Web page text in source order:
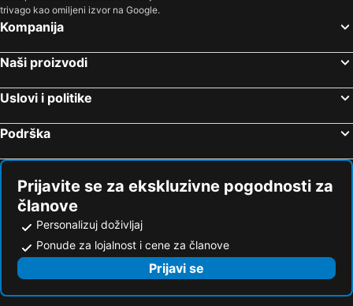
trivago kao omiljeni izvor na Google.
Kompanija
Naši proizvodi
Uslovi i politike
Podrška
Prijavite se za ekskluzivne pogodnosti za
članove
Personalizuj doživljaj
Ponude za lojalnost i cene za članove
Prijavi se